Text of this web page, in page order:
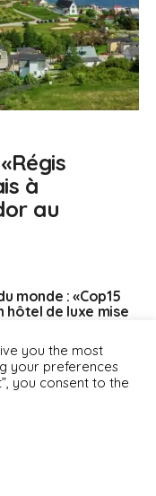
à
au
monde : «Cop15
hôtel de luxe mise
Sixième édition de
du monde
monde. «Quand
you the most
your preferences
you consent to the